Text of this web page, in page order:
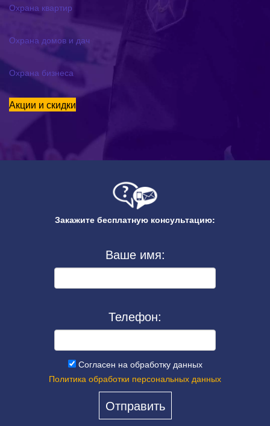
Охрана квартир
Охрана домов и дач
Охрана бизнеса
Акции и скидки
Пультовая охрана
Установим качественную
на пульт охраны, обеспечим
быстрый приезд групп
реагирования и защитим от
Закажите бесплатную консультацию:
Ваше имя:
Телефон:
Согласен на обработку данных
Политика обработки персональных данных